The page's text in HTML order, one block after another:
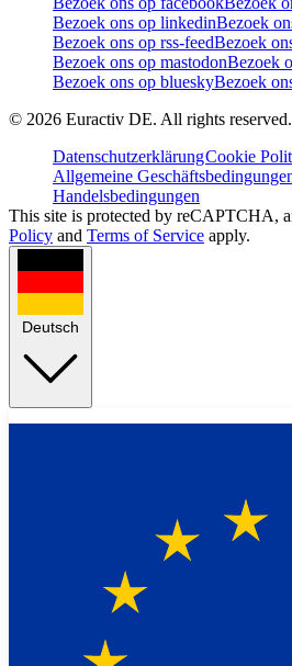
Bezoek ons op linkedinBezoek
Bezoek ons op rss-feedBezoek
Bezoek ons op mastodonBezoek
Bezoek ons op blueskyBezoek
© 2026 Euractiv DE. All rights reserved.
DatenschutzerklärungCookie
Allgemeine
Handelsbedingungen
This site is protected by reCAPTCHA,
Policy and Terms of Service apply.
Deutsch